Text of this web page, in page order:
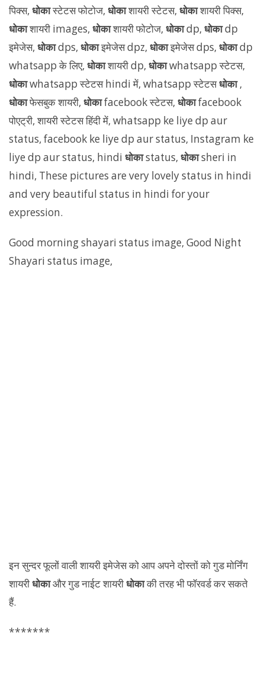
पिक्स, धोकास्टेटस फोटोज, धोकाशायरी स्टेटस, धोकाशायरी पिक्स,
धोकाशायरी images, धोकाशायरी फोटोज, धोकाdp, धोकाdp
इमेजेस, धोकाdps, धोकाइमेजेस dpz, धोकाइमेजेस dps, धोकाdp
whatsapp के लिए, धोकाशायरी dp, धोकाwhatsapp स्टेटस,
धोकाwhatsapp स्टेटस hindi में, whatsapp स्टेटसधोका,
धोकाफेसबुक शायरी, धोकाfacebook स्टेटस, धोकाfacebook
पोएट्री, शायरी स्टेटस हिंदी में, whatsapp ke liye dp aur
status, facebook ke liye dp aur status, Instagram ke
liye dp aur status, hindi धोकाstatus, धोकाsheri in
hindi, These pictures are very lovely status in hindi
and very beautiful status in hindi for your
expression.
Good morning shayari status image, Good Night
Shayari status image,
इन सुन्दर फूलों वाली शायरी इमेजेस को आप अपने दोस्तों को गुड मोर्निंग
शायरीधोकाऔर गुड नाईट शायरीधोकाकी तरह भी फॉरवर्ड कर सकते
हैं.
*******